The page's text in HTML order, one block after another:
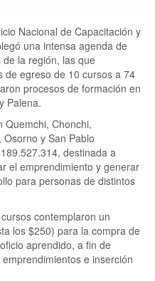
Nacional de Capacitación y
una intensa agenda de
la región, las que
de egreso de 10 cursos a 74
procesos de formación en
Palena.
Quemchi, Chonchi,
y San Pablo
destinada a
el emprendimiento y generar
para personas de distintos
contemplaron un
los $250) para la compra de
aprendido, a fin de
e inserción